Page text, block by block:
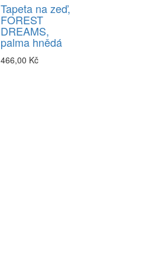
Tapeta na zeď,
FOREST
DREAMS,
palma hnědá
466,00 Kč